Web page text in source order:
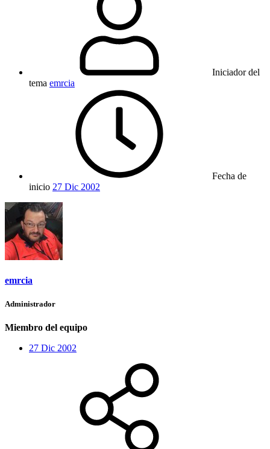
Iniciador del
tema emrcia
Fecha de
inicio 27 Dic 2002
emrcia
Administrador
Miembro del equipo
27 Dic 2002